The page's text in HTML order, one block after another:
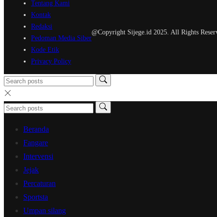
Tentang Kami
Kontak
Redaksi
Pedoman Media Siber
Kode Etik
Privacy Policy
@Copyright Sijege.id 2025. All Rights
Beranda
Fangare
Intervensi
Jejak
Percaturan
Sportsta
Umpan silang